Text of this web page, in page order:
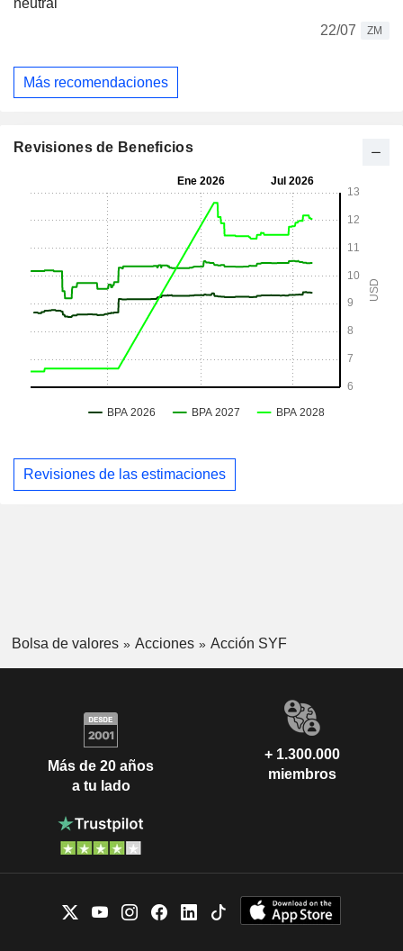
neutral
22/07
ZM
Más recomendaciones
Revisiones de Beneficios
Revisiones de las estimaciones
Bolsa de valores Acciones Acción SYF
Más de 20 años
a tu lado
+ 1.300.000
miembros